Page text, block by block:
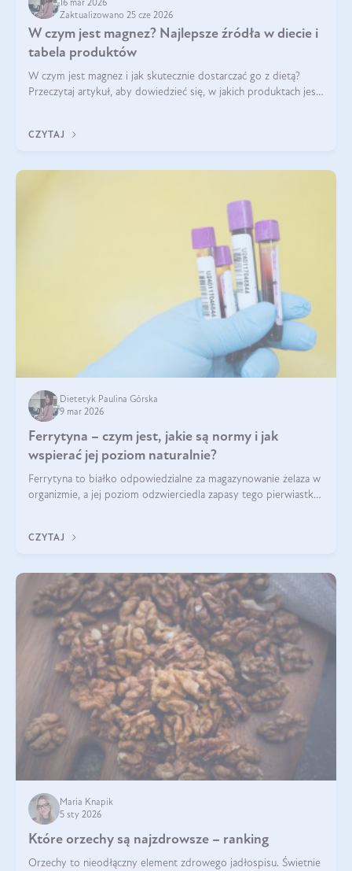
16 mar 2026
Zaktualizowano 25 cze 2026
W czym jest magnez? Najlepsze źródła w diecie i
tabela produktów
W czym jest magnez i jak skutecznie dostarczać go z dietą?
Przeczytaj artykuł, aby dowiedzieć się, w jakich produktach jest
CZYTAJ
Dietetyk Paulina Górska
9 mar 2026
Ferrytyna – czym jest, jakie są normy i jak
wspierać jej poziom naturalnie?
Ferrytyna to białko odpowiedzialne za magazynowanie żelaza w
organizmie, a jej poziom odzwierciedla zapasy tego pierwiastka.
funkcjonowanie (
CZYTAJ
Maria Knapik
5 sty 2026
Które orzechy są najzdrowsze – ranking
Orzechy to nieodłączny element zdrowego jadłospisu. Świetnie